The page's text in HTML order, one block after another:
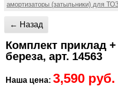
амортизаторы (затыльники) для
← Назад
Комплект приклад
береза, арт. 14563
Наша цена: 3,590 руб.